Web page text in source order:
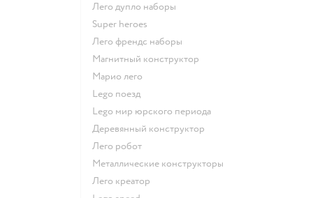
Лего дупло наборы
Super heroes
Лего френдс наборы
Магнитный конструктор
Марио лего
Lego поезд
Lego мир юрского периода
Деревянный конструктор
Лего робот
Металлические конструкторы
Лего креатор